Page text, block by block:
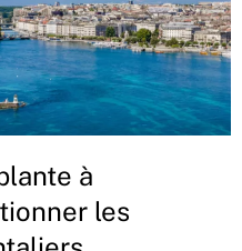
à
les